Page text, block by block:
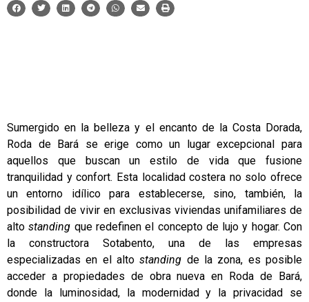
Sumergido en la belleza y el encanto de la Costa Dorada,
Roda de Bará se erige como un lugar excepcional para
aquellos que buscan un estilo de vida que fusione
tranquilidad y confort. Esta localidad costera no solo ofrece
un entorno idílico para establecerse, sino, también, la
posibilidad de vivir en exclusivas viviendas unifamiliares de
altostanding que redefinen el concepto de lujo y hogar. Con
la constructora Sotabento, una de las empresas
especializadas en el altostanding de la zona, es posible
acceder a propiedades de obra nueva en Roda de Bará,
donde la luminosidad, la modernidad y la privacidad se